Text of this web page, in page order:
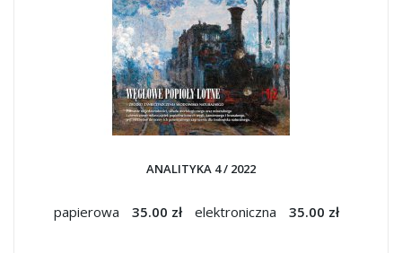
ANALITYKA 4 / 2022
papierowa 35.00 zł elektroniczna 35.00 zł